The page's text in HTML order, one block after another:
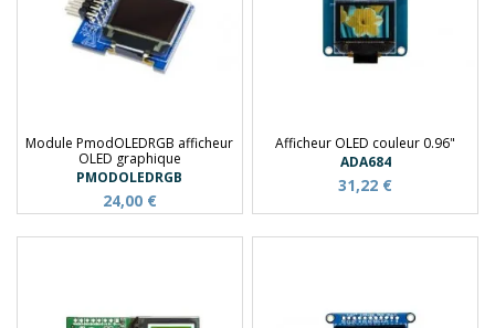
Module PmodOLEDRGB afficheur
OLED graphique
PMODOLEDRGB
24,00 €
Afficheur OLED couleur 0.96"
ADA684
31,22 €